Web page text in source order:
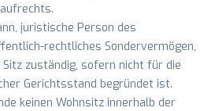
juristische Person des
rechtliches Sondervermögen,
zuständig, sofern nicht für die
Gerichtsstand begründet ist.
keinen Wohnsitz innerhalb der